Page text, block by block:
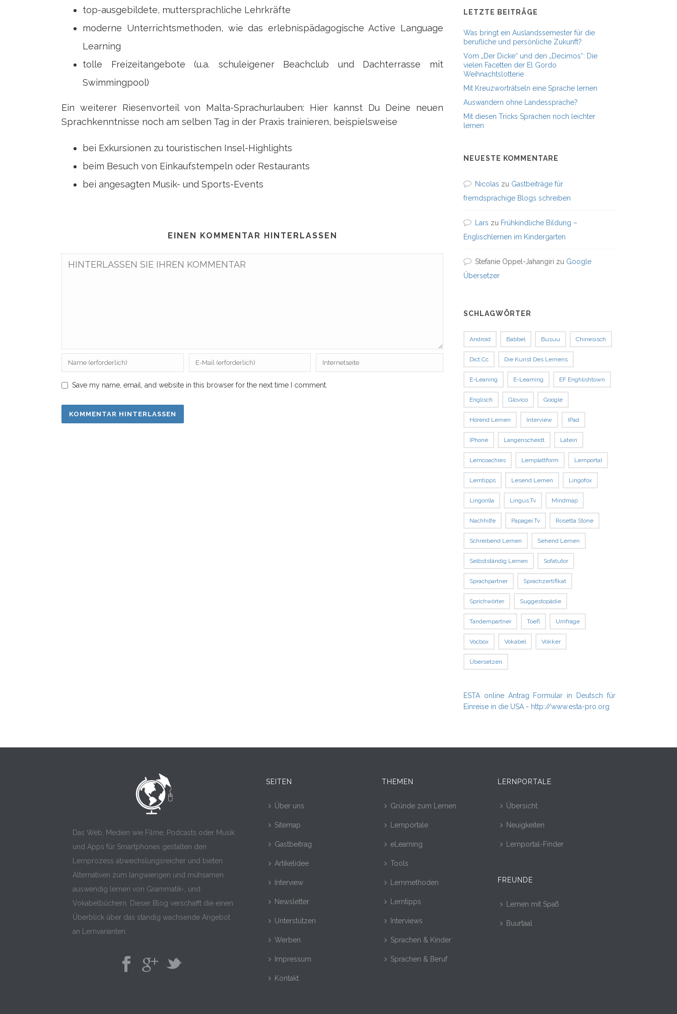
top-ausgebildete, muttersprachliche Lehrkräfte
moderne Unterrichtsmethoden, wie das erlebnispädagogische Active Language
Learning
tolle Freizeitangebote (u.a. schuleigener Beachclub und Dachterrasse mit
Swimmingpool)
Ein weiterer Riesenvorteil von Malta-Sprachurlauben: Hier kannst Du Deine neuen
Sprachkenntnisse noch am selben Tag in der Praxis trainieren, beispielsweise
bei Exkursionen zu touristischen Insel-Highlights
beim Besuch von Einkaufstempeln oder Restaurants
bei angesagten Musik- und Sports-Events
EINEN KOMMENTAR HINTERLASSEN
Save my name, email, and website in this browser for the next time I comment.
LETZTE BEITRÄGE
Was bringt ein Auslandssemester für die
berufliche und persönliche Zukunft?
Vom „Der Dicke“ und den „Decimos“: Die
vielen Facetten der El Gordo
Weihnachtslotterie
Mit Kreuzworträtseln eine Sprache lernen
Auswandern ohne Landessprache?
Mit diesen Tricks Sprachen noch leichter
lernen
NEUESTE KOMMENTARE
Nicolas zu Gastbeiträge für
fremdsprachige Blogs schreiben
Lars zu Frühkindliche Bildung –
Englischlernen im Kindergarten
Stefanie Oppel-Jahangiri zu Google
Übersetzer
SCHLAGWÖRTER
Android Babbel Busuu Chinesisch
Dict.cc Die Kunst Des Lernens
E-Leaning E-Learning EF Enghlishtown
Englisch Glovico Google
Hörend Lernen Interview IPad
IPhone Langenscheidt Latein
Lerncoachies Lernplattform Lernportal
Lerntipps Lesend Lernen Lingofox
Lingorilla Lingus.tv Mindmap
Nachhilfe Papagei.tv Rosetta Stone
Schreibend Lernen Sehend Lernen
Selbstständig Lernen Sofatutor
Sprachpartner Sprachzertifikat
Sprichwörter Suggestopädie
Tandempartner Toefl Umfrage
Vocbox Vokabel Vokker
Übersetzen
ESTA online Antrag Formular in Deutsch für
Einreise in die USA - http://www.esta-pro.org
Das Web, Medien wie Filme, Podcasts oder Musik
und Apps für Smartphones gestalten den
Lernprozess abwechslungsreicher und bieten
Alternativen zum langwierigen und mühsamen
auswendig lernen von Grammatik-, und
Vokabelbüchern. Dieser Blog verschafft die einen
Überblick über das ständig wachsende Angebot
an Lernvarianten.
SEITEN
Über uns
Sitemap
Gastbeitrag
Artikelidee
Interview
Newsletter
Unterstützen
Werben
Impressum
Kontakt
THEMEN
Gründe zum Lernen
Lernportale
eLearning
Tools
Lernmethoden
Lerntipps
Interviews
Sprachen & Kinder
Sprachen & Beruf
LERNPORTALE
Übersicht
Neuigkeiten
Lernportal-Finder
FREUNDE
Lernen mit Spaß
Buurtaal